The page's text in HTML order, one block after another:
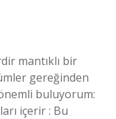
mantıklı bir
gereğinden
buluyorum:
içerir : Bu